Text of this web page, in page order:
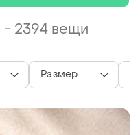
- 2394 вещи
Размер